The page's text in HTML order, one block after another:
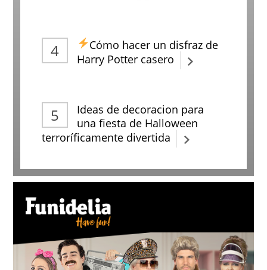
Cómo hacer un disfraz de
Harry Potter casero
Ideas de decoracion para
una fiesta de Halloween
terroríficamente divertida